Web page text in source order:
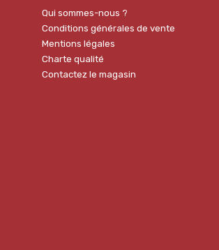
Qui sommes-nous ?
Conditions générales de vente
Mentions légales
Charte qualité
Contactez le magasin